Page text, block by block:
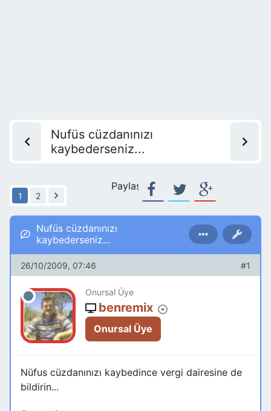
Nufüs cüzdanınızı
kaybederseniz...
1 2
Paylaş:
Nufüs cüzdanınızı
kaybederseniz...
26/10/2009, 07:46 #1
Onursal Üye
benremix
Onursal Üye
Nüfus cüzdanınızı kaybedince vergi dairesine de
bildirin...